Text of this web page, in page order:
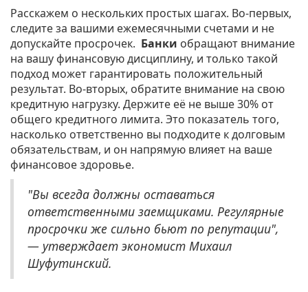
Расскажем о нескольких простых шагах. Во-первых,
следите за вашими ежемесячными счетами и не
допускайте просрочек. Банки обращают внимание
на вашу финансовую дисциплину, и только такой
подход может гарантировать положительный
результат. Во-вторых, обратите внимание на свою
кредитную нагрузку. Держите её не выше 30% от
общего кредитного лимита. Это показатель того,
насколько ответственно вы подходите к долговым
обязательствам, и он напрямую влияет на ваше
финансовое здоровье.
"Вы всегда должны оставаться
ответственными заемщиками. Регулярные
просрочки же сильно бьют по репутации",
— утверждает экономист Михаил
Шуфутинский.